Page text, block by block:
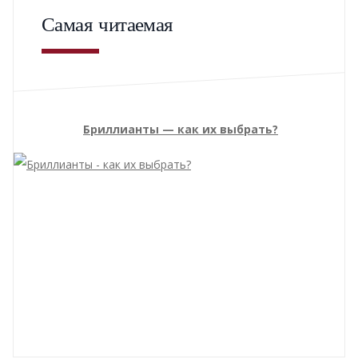
Самая читаемая
Бриллианты — как их выбрать?